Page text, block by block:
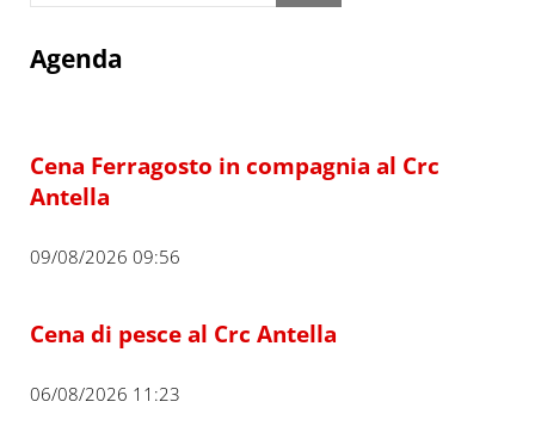
Agenda
Cena Ferragosto in compagnia al Crc
Antella
09/08/2026 09:56
Cena di pesce al Crc Antella
06/08/2026 11:23